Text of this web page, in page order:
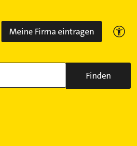
Meine Firma eintragen
Finden